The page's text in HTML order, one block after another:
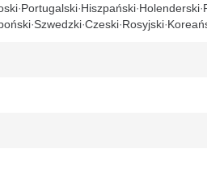
Portugalski Hiszpański Holenderski
Szwedzki Czeski Rosyjski